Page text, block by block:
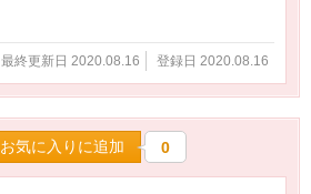
最終更新日 2020.08.16 登録日 2020.08.16
お気に入りに追加 0